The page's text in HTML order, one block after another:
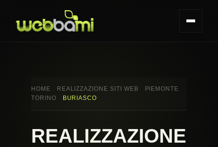
HOME REALIZZAZIONE SITI WEB
PIEMONTE
TORINO
BURIASCO
REALIZZAZIONE